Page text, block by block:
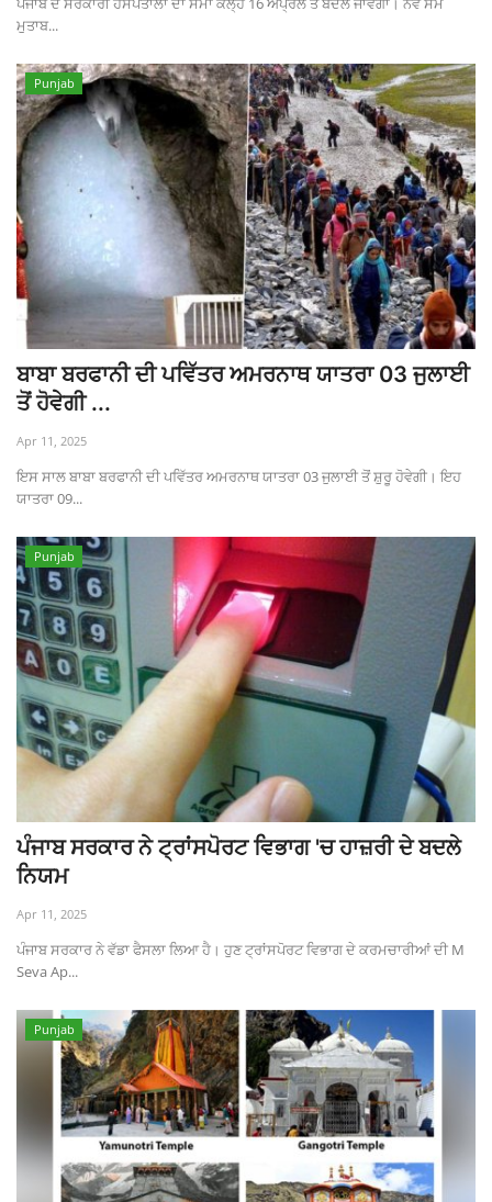
ਮੁਤਾਬ...
Punjab
ਬਾਬਾ ਬਰਫਾਨੀ ਦੀ ਪਵਿੱਤਰ ਅਮਰਨਾਥ ਯਾਤਰਾ 03 ਜੁਲਾਈ
ਤੋਂ ਹੋਵੇਗੀ ...
Apr 11, 2025
ਇਸ ਸਾਲ ਬਾਬਾ ਬਰਫਾਨੀ ਦੀ ਪਵਿੱਤਰ ਅਮਰਨਾਥ ਯਾਤਰਾ 03 ਜੁਲਾਈ ਤੋਂ ਸ਼ੁਰੂ ਹੋਵੇਗੀ। ਇਹ
ਯਾਤਰਾ 09...
Punjab
ਪੰਜਾਬ ਸਰਕਾਰ ਨੇ ਟ੍ਰਾਂਸਪੋਰਟ ਵਿਭਾਗ 'ਚ ਹਾਜ਼ਰੀ ਦੇ ਬਦਲੇ
ਨਿਯਮ
Apr 11, 2025
ਪੰਜਾਬ ਸਰਕਾਰ ਨੇ ਵੱਡਾ ਫੈਸਲਾ ਲਿਆ ਹੈ। ਹੁਣ ਟ੍ਰਾਂਸਪੋਰਟ ਵਿਭਾਗ ਦੇ ਕਰਮਚਾਰੀਆਂ ਦੀ M
Seva Ap...
Punjab